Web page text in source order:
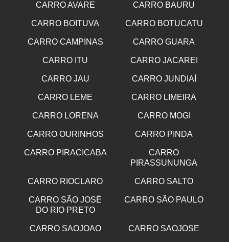
CARRO AVARE CARRO BAURU
CARRO BOITUVA CARRO BOTUCATU
CARRO CAMPINAS CARRO GUARA
CARRO ITU CARRO JACAREI
CARRO JAU CARRO JUNDIAÍ
CARRO LEME CARRO LIMEIRA
CARRO LORENA CARRO MOGI
CARRO OURINHOS CARRO PINDA
CARRO PIRACICABA
CARRO
PIRASSUNUNGA
CARRO RIOCLARO CARRO SALTO
CARRO SÃO JOSÉ
DO RIO PRETO
CARRO SÃO PAULO
CARRO SAOJOAO CARRO SAOJOSE